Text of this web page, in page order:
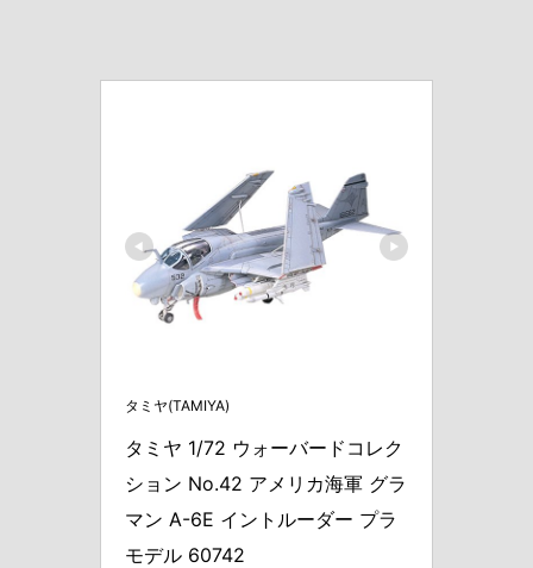
タミヤ(TAMIYA)
タミヤ 1/72 ウォーバードコレク
ション No.42 アメリカ海軍 グラ
マン A-6E イントルーダー プラ
モデル 60742